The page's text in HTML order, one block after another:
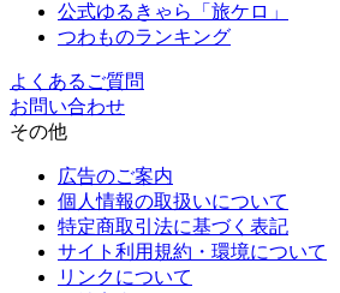
公式ゆるきゃら「旅ケロ」
つわものランキング
よくあるご質問
お問い合わせ
その他
広告のご案内
個人情報の取扱いについて
特定商取引法に基づく表記
サイト利用規約・環境について
リンクについて